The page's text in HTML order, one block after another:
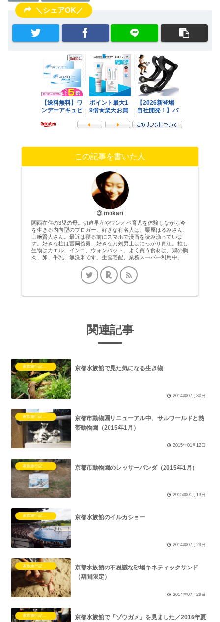
＼シェアOK／
この記事を書いた人
mokari
関西在住の3児の母。切迫早産やワンオペ育児を体験しながら今
を生きる内向型のブロガー。好きな有名人は、栗原はるみさん、
山﨑賢人さん。最近は寝る前にスマホで漫画を読み漁っていま
す。好きな柱は冨岡義勇、好きな刀剣男士はにっかり青江。推し
生物はカエル、インコ、ウォンバット。よく買う食材は、鶏の胸
肉、卵、牛乳、無洗米です。生協宅配、業務スーパー利用中。
関連記事
家族旅行記（子連れ） 京都水族館で見た気になる生き物
2014年07月30日
京都市動物園リニューアル中、サルワールドと熱
帯動物園（2015年1月）
2015年01月12日
家族旅行記（子連れ） 京都市動物園のレッサーパンダ（2015年1月）
2015年01月13日
家族旅行記（子連れ） 京都水族館のイルカショー
2014年07月29日
京都水族館の不思議な砂場キネティックサンド
（期間限定）
2014年07月29日
家族旅行記（子連れ）
京都水族館で「ゾウガメ」を見ました／2016年夏